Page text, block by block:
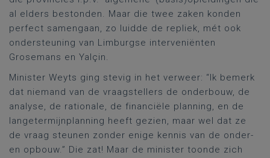
al elders bestonden. Maar die twee zaken konden
perfect samengaan, zo luidde de repliek, mét ook
ondersteuning van Limburgse interveniënten
Grosemans en Yalçin.
Minister Weyts ging stevig in het verweer: “Ik bemerk
dat niemand van de vraagstellers de onderbouw, de
analyse, de rationale, de financiële planning, en de
langetermijnplanning heeft gezien, maar wel dat ze
de vraag steunen zonder enige kennis van de onder-
en opbouw.” Die zat! Maar de minister toonde zich